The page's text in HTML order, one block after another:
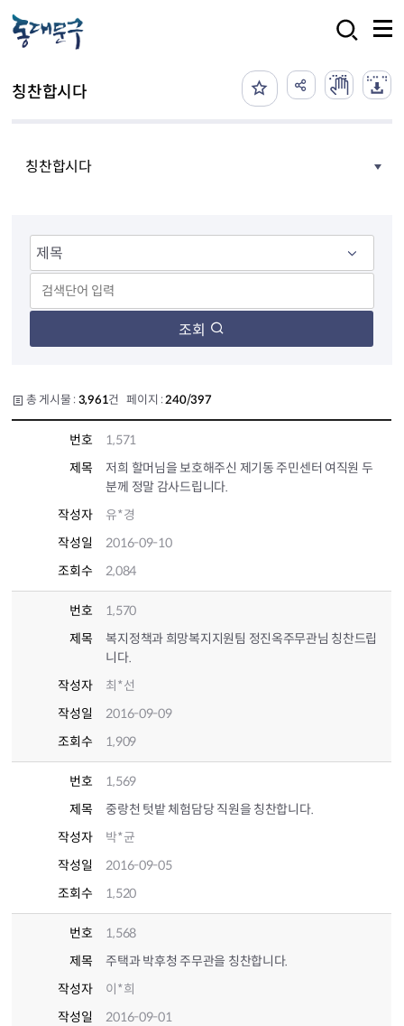
칭찬합시다
칭찬합시다
조회
총 게시물 : 3,961건 페이지 :240/397
번호
1,571
제목
저희 할머님을 보호해주신 제기동 주민센터 여직원 두
분께 정말 감사드립니다.
작성자
유*경
작성일
2016-09-10
조회수
2,084
번호
1,570
제목
복지정책과 희망복지지원팀 정진옥주무관님 칭찬드립
니다.
작성자
최*선
작성일
2016-09-09
조회수
1,909
번호
1,569
제목
중랑천 텃밭 체험담당 직원을 칭찬합니다.
작성자
박*균
작성일
2016-09-05
조회수
1,520
번호
1,568
제목
주택과 박후청 주무관을 칭찬합니다.
작성자
이*희
작성일
2016-09-01